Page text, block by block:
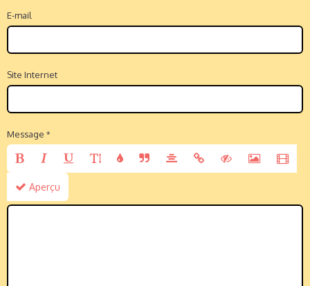
E-mail
Site Internet
Message
Aperçu